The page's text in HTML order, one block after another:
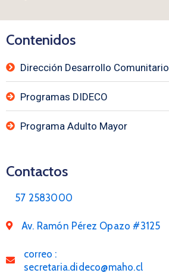
Contenidos
Dirección Desarrollo Comunitario
Programas DIDECO
Programa Adulto Mayor
Contactos
57 2583000
Av. Ramón Pérez Opazo #3125
correo :
secretaria.dideco@maho.cl